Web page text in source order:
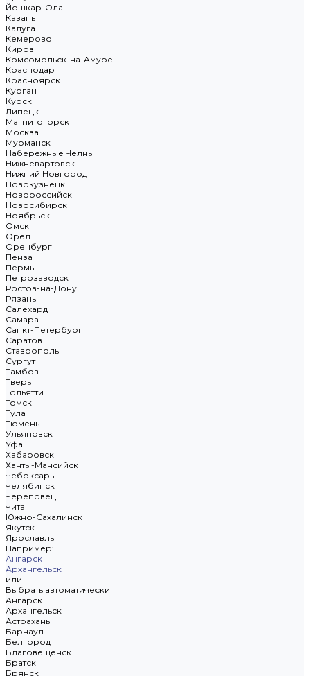
Йошкар-Ола
Казань
Калуга
Кемерово
Киров
Комсомольск-на-Амуре
Краснодар
Красноярск
Курган
Курск
Липецк
Магнитогорск
Москва
Мурманск
Набережные Челны
Нижневартовск
Нижний Новгород
Новокузнецк
Новороссийск
Новосибирск
Ноябрьск
Омск
Орёл
Оренбург
Пенза
Пермь
Петрозаводск
Ростов-на-Дону
Рязань
Салехард
Самара
Санкт-Петербург
Саратов
Ставрополь
Сургут
Тамбов
Тверь
Тольятти
Томск
Тула
Тюмень
Ульяновск
Уфа
Хабаровск
Ханты-Мансийск
Чебоксары
Челябинск
Череповец
Чита
Южно-Сахалинск
Якутск
Ярославль
Например:
Ангарск
Архангельск
или
Выбрать автоматически
Ангарск
Архангельск
Астрахань
Барнаул
Белгород
Благовещенск
Братск
Брянск